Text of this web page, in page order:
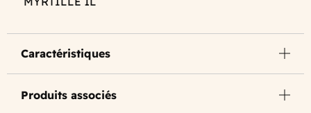
Caractéristiques
Produits associés